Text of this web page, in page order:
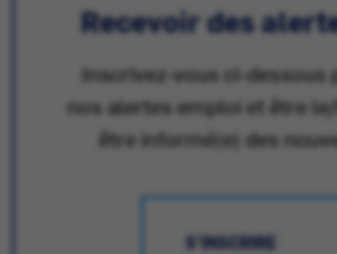
Recevoir des
Inscrivez-vous ci-dessous
nos alertes emploi et être
être informé(e) des
S'INSCRIRE